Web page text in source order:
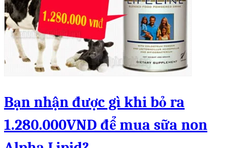
Bạn nhận được gì khi bỏ ra
1.280.000VND để mua sữa non